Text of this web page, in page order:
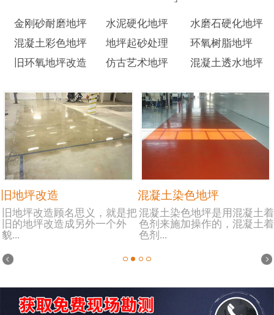
金刚砂耐磨地坪 水泥硬化地坪
水磨石硬化地坪
混凝土彩色地坪
地坪起砂处理
环氧树脂地坪
旧环氧地坪改造
仿古艺术地坪 混凝土透水地坪
旧地坪改造
旧地坪改造顾名思义，就是把
旧的地坪改造成另外一个外
貌...
混凝土染色地坪
混凝土染色地坪是用混凝土着
色剂来施加操作的，混凝土着
色剂...